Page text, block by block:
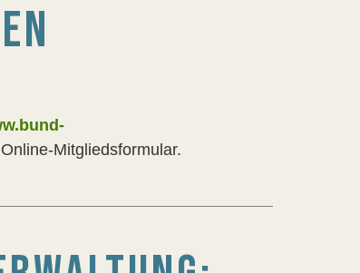
Mitgliedsformular.